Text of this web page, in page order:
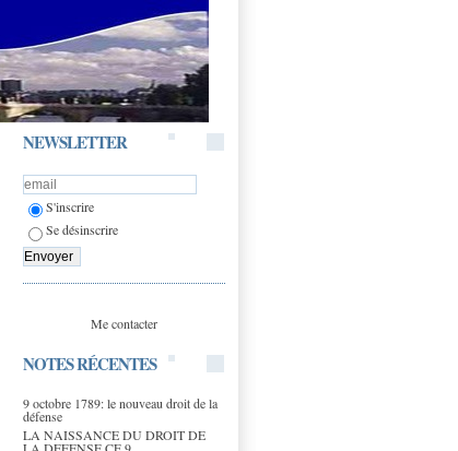
NEWSLETTER
S'inscrire
Se désinscrire
Me contacter
NOTES RÉCENTES
9 octobre 1789: le nouveau droit de la
défense
LA NAISSANCE DU DROIT DE
LA DEFENSE CE 9...